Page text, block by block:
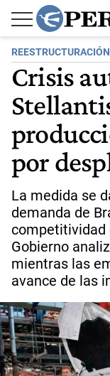
REESTRUCTURACIÓN
Crisis
por
La medida se
demanda de
competitividad
Gobierno
mientras las
avance de las